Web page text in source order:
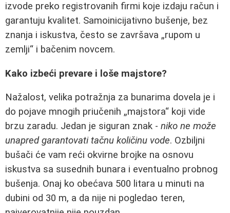
izvode preko registrovanih firmi koje izdaju račun i
garantuju kvalitet. Samoinicijativno bušenje, bez
znanja i iskustva, često se završava „rupom u
zemlji“ i bačenim novcem.
Kako izbeći prevare i loše majstore?
Nažalost, velika potražnja za bunarima dovela je i
do pojave mnogih priučenih „majstora“ koji vide
brzu zaradu. Jedan je siguran znak - niko ne može
unapred garantovati tačnu količinu vode. Ozbiljni
bušači će vam reći okvirne brojke na osnovu
iskustva sa susednih bunara i eventualno probnog
bušenja. Onaj ko obećava 500 litara u minuti na
dubini od 30 m, a da nije ni pogledao teren,